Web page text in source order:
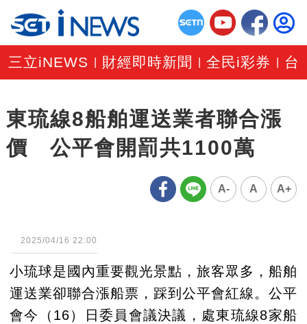
三立iNEWS 財經即時新聞 |全民i彩券 台
東琉線8船舶運送業者聯合漲
價 公平會開罰共1100萬
A- A A+
2025/04/16 22:00
小琉球是國內重要觀光景點，旅客眾多，船舶
運送業卻聯合漲船票，踩到公平會紅線。公平
會今（16）日委員會議決議，處東琉線8家船